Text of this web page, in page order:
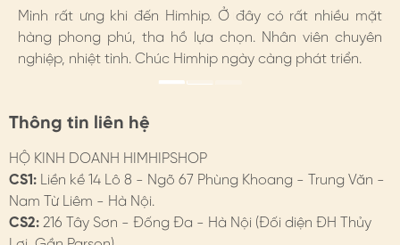
Mình rất ưng khi đến Himhip. Ở đây có rất nhiều mặt
hàng phong phú, tha hồ lựa chọn. Nhân viên chuyên
nghiệp, nhiệt tình. Chúc Himhip ngày càng phát triển.
Sản phẩm rất đẹp, chất lượng tốt
Mình rất ưng khi đến Himhip. Ở đây có rất nhiều mặt
hàng phong phú, tha hồ lựa chọn. Nhân viên chuyên
nghiệp, nhiệt tình. Chúc Himhip ngày càng phát triển.
Thông tin liên hệ
HỘ KINH DOANH HIMHIPSHOP
CS1: Liền kề 14 Lô 8 - Ngõ 67 Phùng Khoang - Trung Văn -
Nam Từ Liêm - Hà Nội.
CS2: 216 Tây Sơn - Đống Đa - Hà Nội (Đối diện ĐH Thủy